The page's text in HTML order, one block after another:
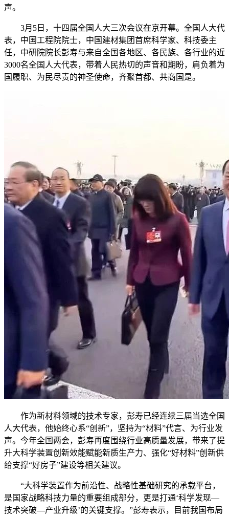
声。
3月5日，十四届全国人大三次会议在京开幕。全国人大代
表，中国工程院院士，中国建材集团首席科学家、科技委主
任，中研院院长彭寿与来自全国各地区、各民族、各行业的近
3000名全国人大代表，带着人民热切的声音和期盼，肩负着为
国履职、为民尽责的神圣使命，齐聚首都、共商国是。
作为新材料领域的技术专家，彭寿已经连续三届当选全国
人大代表，他始终心系“创新”，坚持为“材料”代言、为行业发
声。今年全国两会，彭寿再度围绕行业高质量发展，带来了提
升大科学装置创新效能赋能新质生产力、强化“好材料”创新供
给支撑“好房子”建设等相关建议。
“大科学装置作为前沿性、战略性基础研究的承载平台，
是国家战略科技力量的重要组成部分，更是打通‘科学发现—
技术突破—产业升级’的关键支撑。”彭寿表示，目前我国布局